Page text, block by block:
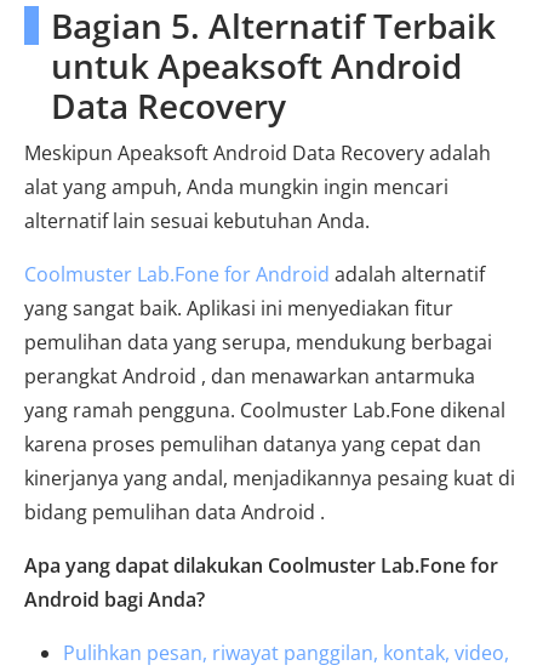
Bagian 5. Alternatif Terbaik
untuk Apeaksoft Android
Data Recovery
Meskipun Apeaksoft Android Data Recovery adalah
alat yang ampuh, Anda mungkin ingin mencari
alternatif lain sesuai kebutuhan Anda.
Coolmuster Lab.Fone for Android adalah alternatif
yang sangat baik. Aplikasi ini menyediakan fitur
pemulihan data yang serupa, mendukung berbagai
perangkat Android , dan menawarkan antarmuka
yang ramah pengguna. Coolmuster Lab.Fone dikenal
karena proses pemulihan datanya yang cepat dan
kinerjanya yang andal, menjadikannya pesaing kuat di
bidang pemulihan data Android .
Apa yang dapat dilakukan Coolmuster Lab.Fone for
Android bagi Anda?
Pulihkan pesan, riwayat panggilan, kontak, video,